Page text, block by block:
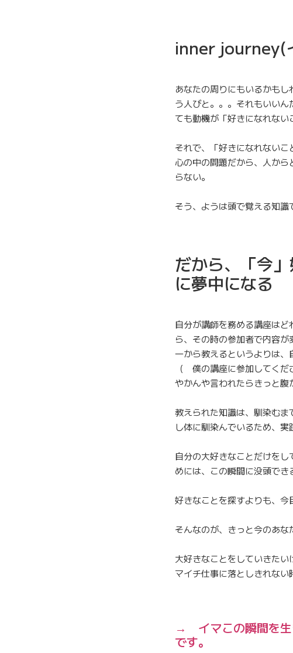
inner journey(
あなたの周りにもいるかも
う人びと。。。それもいい
ても動機が「好きになれない
それで、「好きになれない
心の中の問題だから、人か
らない。
そう、ようは頭で覚える知識
だから、「今
に夢中になる
自分が講師を務める講座は
ら、その時の参加者で内容
一から教えるというよりは、
（ 僕の講座に参加してく
やかんや言われたらきっと
教えられた知識は、馴染む
し体に馴染んでいるため、実
自分の大好きなことだけを
めには、この瞬間に没頭でき
好きなことを探すよりも、今
そんなのが、きっと今のあな
大好きなことをしていきた
マイチ仕事に落としきれない
→ イマこの瞬間を生
です。